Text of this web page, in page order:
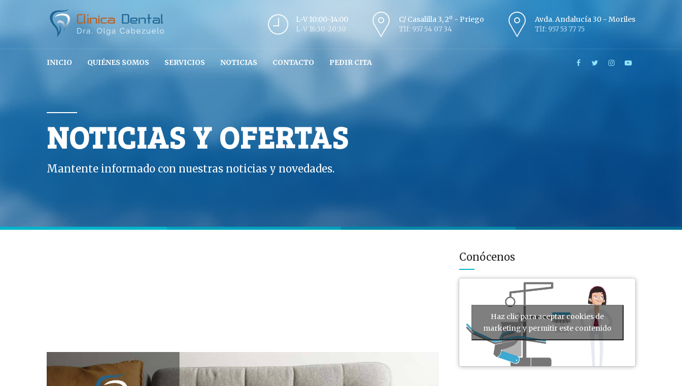
L-V 10:00-14:00
L-V 16:30-20:30
C/ Casalilla 3, 2º - Priego
Tlf: 957 54 07 34
Avda. Andalucía 30 - Moriles
Tlf: 957 53 77 75
INICIO QUIÉNES SOMOS SERVICIOS NOTICIAS CONTACTO PEDIR CITA
NOTICIAS Y OFERTAS
Mantente informado con nuestras noticias y novedades.
Conócenos
Haz clic para aceptar cookies de
marketing y permitir este contenido